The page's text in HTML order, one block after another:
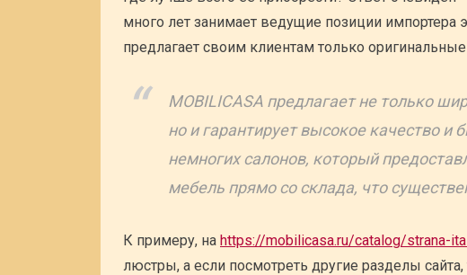
много лет занимает ведущие позиции импортера
предлагает своим клиентам только
MOBILICASA предлагает не только
но и гарантирует высокое качество и
немногих салонов, который
мебель прямо со склада, что
К примеру, на https://mobilicasa.ru/catalog/strana-
люстры, а если посмотреть другие разделы